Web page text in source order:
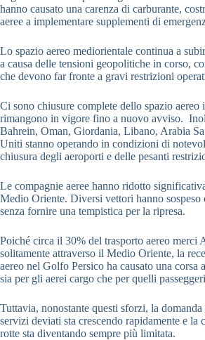
hanno causato una carenza di carburante,
aeree a implementare supplementi di
Lo spazio aereo mediorientale continua a
a causa delle tensioni geopolitiche in corso,
che devono far fronte a gravi restrizioni
Ci sono chiusure complete dello spazio
rimangono in vigore fino a nuovo avviso.
Bahrein, Oman, Giordania, Libano, Arabia
Uniti stanno operando in condizioni di
chiusura degli aeroporti e delle pesanti
Le compagnie aeree hanno ridotto
Medio Oriente. Diversi vettori hanno sospeso
senza fornire una tempistica per la ripresa.
Poiché circa il 30% del trasporto aereo merci
solitamente attraverso il Medio Oriente, la
aereo nel Golfo Persico ha causato una corsa
sia per gli aerei cargo che per quelli
Tuttavia, nonostante questi sforzi, la
servizi deviati sta crescendo rapidamente e la
rotte sta diventando sempre più limitata.